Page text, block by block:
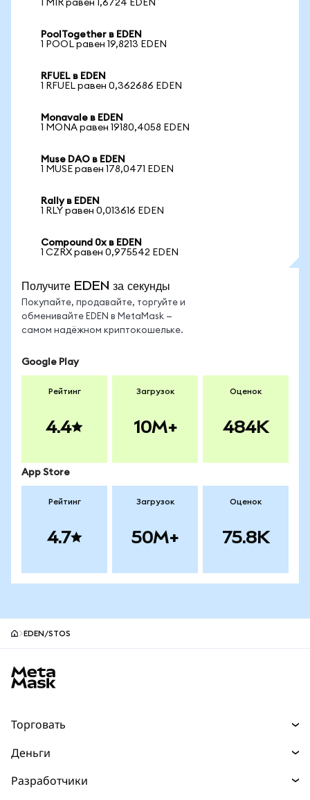
1 MIR равен 1,6724 EDEN
PoolTogether в EDEN
1 POOL равен 19,8213 EDEN
RFUEL в EDEN
1 RFUEL равен 0,362686 EDEN
Monavale в EDEN
1 MONA равен 19180,4058 EDEN
Muse DAO в EDEN
1 MUSE равен 178,0471 EDEN
Rally в EDEN
1 RLY равен 0,013616 EDEN
Compound 0x в EDEN
1 CZRX равен 0,975542 EDEN
Получите EDEN за секунды
Покупайте, продавайте, торгуйте и
обменивайте EDEN в MetaMask —
самом надёжном криптокошельке.
Google Play
Рейтинг
4.4
Загрузок
10M+
Оценок
484K
App Store
Рейтинг
4.7
Загрузок
50M+
Оценок
75.8K
EDEN/STOS
Торговать
Прогнозы
Деньги
Разработчики